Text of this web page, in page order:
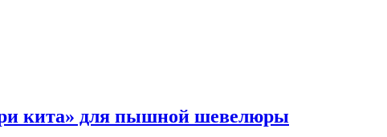
кита» для пышной шевелюры